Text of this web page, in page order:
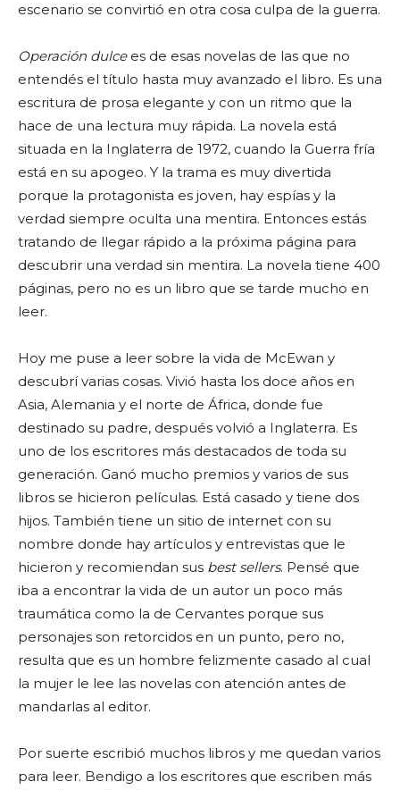
escenario se convirtió en otra cosa culpa de la guerra.
Operación dulcees de esas novelas de las que no
entendés el título hasta muy avanzado el libro. Es una
escritura de prosa elegante y con un ritmo que la
hace de una lectura muy rápida. La novela está
situada en la Inglaterra de 1972, cuando la Guerra fría
está en su apogeo. Y la trama es muy divertida
porque la protagonista es joven, hay espías y la
verdad siempre oculta una mentira. Entonces estás
tratando de llegar rápido a la próxima página para
descubrir una verdad sin mentira. La novela tiene 400
páginas, pero no es un libro que se tarde mucho en
leer.
Hoy me puse a leer sobre la vida de McEwan y
descubrí varias cosas. Vivió hasta los doce años en
Asia, Alemania y el norte de África, donde fue
destinado su padre, después volvió a Inglaterra. Es
uno de los escritores más destacados de toda su
generación. Ganó mucho premios y varios de sus
libros se hicieron películas. Está casado y tiene dos
hijos. También tiene un sitio de internet con su
nombre donde hay artículos y entrevistas que le
hicieron y recomiendan sus best sellers. Pensé que
iba a encontrar la vida de un autor un poco más
traumática como la de Cervantes porque sus
personajes son retorcidos en un punto, pero no,
resulta que es un hombre felizmente casado al cual
la mujer le lee las novelas con atención antes de
mandarlas al editor.
Por suerte escribió muchos libros y me quedan varios
para leer. Bendigo a los escritores que escriben más